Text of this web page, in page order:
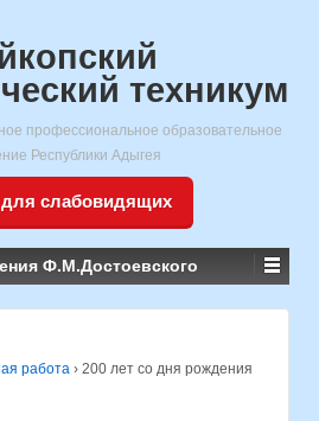
техникум
профессиональное образовательное
Республики Адыгея
слабовидящих
Ф.М.Достоевского
работа › 200 лет со дня рождения